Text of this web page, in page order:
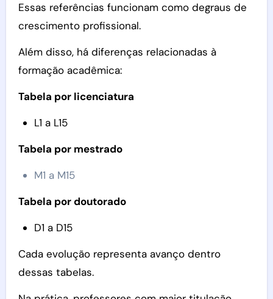
Essas referências funcionam como degraus de
crescimento profissional.
Além disso, há diferenças relacionadas à
formação acadêmica:
Tabela por licenciatura
L1 a L15
Tabela por mestrado
M1 a M15
Tabela por doutorado
D1 a D15
Cada evolução representa avanço dentro
dessas tabelas.